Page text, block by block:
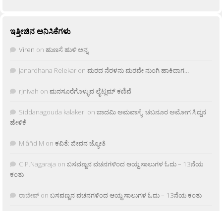
ಇತ್ತೀಚಿನ ಅನಿಸಿಕೆಗಳು
Viren on ಹುಣಸೆ ಹುಳಿ ಅನ್ನ
Janardhana Relekar on ಮರದ ನೆರಳನು ಮರವೇ ನುಂಗಿ ಹಾಕಿದಾಗ…
rjnivah on ಮನಸೂರೆಗೊಳ್ಳುವ ಲೈಟ್ಲಮ್ ಕಣಿವೆ
Siddanagouda kalakeri on ಬಾದಮಿ ಅಮವಾಸ್ಯೆ: ಚಬನೂರ ಅಮೋಗ ಸಿದ್ದನ
ಹೇಳಿಕೆ
M âñd M on ಕವಿತೆ: ಜೀವನ ಜ್ಯೋತಿ
C.P.Nagaraja on ಬಸವಣ್ಣನ ವಚನಗಳಿಂದ ಆಯ್ದ ಸಾಲುಗಳ ಓದು – 13ನೆಯ
ಕಂತು
ರಾಜೀವ್ on ಬಸವಣ್ಣನ ವಚನಗಳಿಂದ ಆಯ್ದ ಸಾಲುಗಳ ಓದು – 13ನೆಯ ಕಂತು